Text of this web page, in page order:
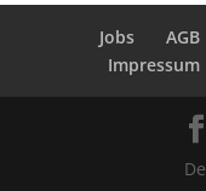
Jobs AGB
Impressum